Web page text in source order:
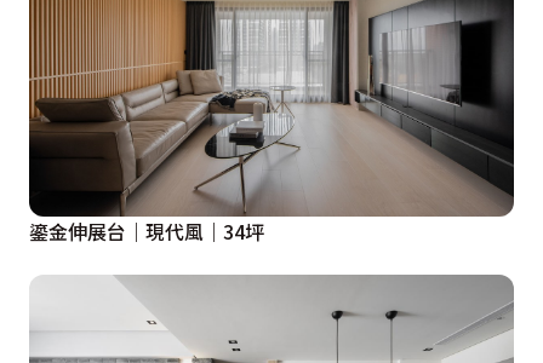
鎏金伸展台｜現代風｜34坪